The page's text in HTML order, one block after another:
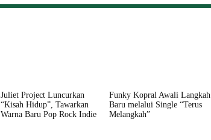
Juliet Project Luncurkan
“Kisah Hidup”, Tawarkan
Warna Baru Pop Rock Indie
Funky Kopral Awali Langkah
Baru melalui Single “Terus
Melangkah”